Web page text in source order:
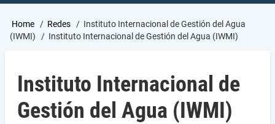
Breadcrumb
Home Redes
Instituto Internacional de Gestión del Agua
(IWMI)
Instituto Internacional de Gestión del Agua (IWMI)
Instituto Internacional de
Gestión del Agua (IWMI)